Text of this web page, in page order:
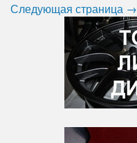
Следующая страница →